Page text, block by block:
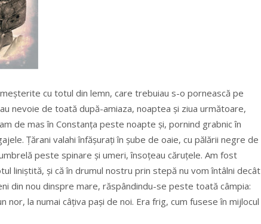
cu totul din lemn, care trebuiau s-o pornească pe
nevoie de toată după-amiaza, noaptea şi ziua următoare,
de mas în Constanţa peste noapte şi, pornind grabnic în
Ţărani valahi înfăşuraţi în şube de oaie, cu pălării negre de
peste spinare şi umeri, însoţeau căruţele. Am fost
liniştită, şi că în drumul nostru prin stepă nu vom întâlni decât
din nou dinspre mare, răspândindu-se peste toată câmpia:
la numai câţiva paşi de noi. Era frig, cum fusese în mijlocul